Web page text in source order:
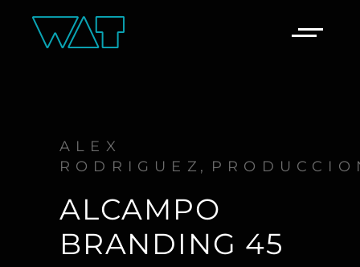
ALEX
RODRIGUEZ
ALCAMPO
BRANDING 45